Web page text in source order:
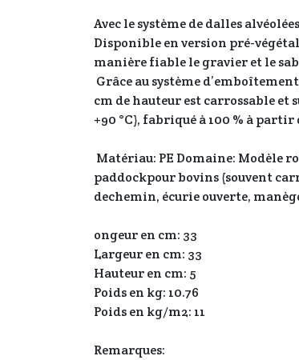
Avec le système de dalles
Disponible en version pré-
manière fiable le gravier et le
Grâce au système
cm de hauteur est carrossable et
+90 °C), fabriqué à 100 % à
Matériau: PE Domaine: Modèle
paddockpour bovins (souvent
dechemin, écurie ouverte,
ongeur en cm: 33
Largeur en cm: 33
Hauteur en cm: 5
Poids en kg: 10.76
Poids en kg/m2: 11
Remarques: